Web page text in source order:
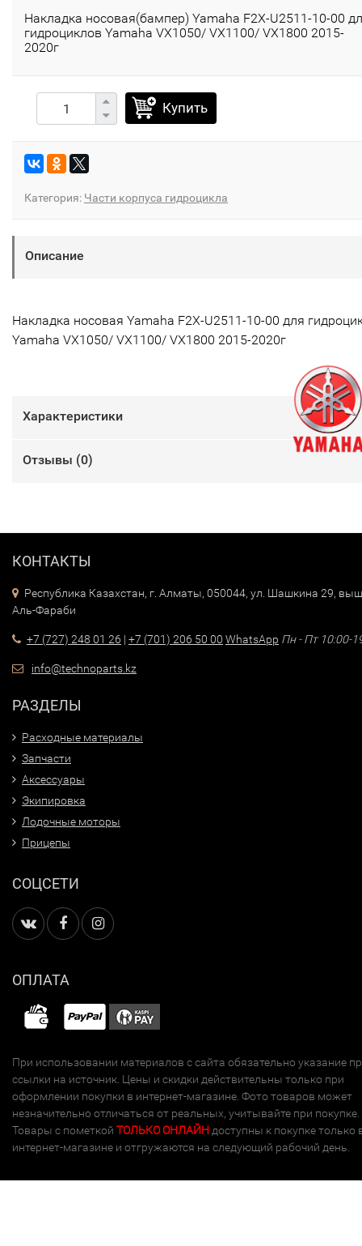
Накладка носовая(бампер) Yamaha F2X-U2511-10-00
гидроциклов Yamaha VX1050/ VX1100/ VX1800 2015-
2020г
Купить
Категория: Части корпуса гидроцикла
Описание
Накладка носовая Yamaha F2X-U2511-10-00 для
Yamaha VX1050/ VX1100/ VX1800 2015-2020г
Характеристики
Отзывы (0)
КОНТАКТЫ
Республика Казахстан, г. Алматы, 050044, ул. Шашкина 29,
Аль-Фараби
+7 (727) 248 01 26 | +7 (701) 206 50 00 WhatsApp Пн - Пт 10:00-
info@technoparts.kz
РАЗДЕЛЫ
Расходные материалы
Запчасти
Аксессуары
Экипировка
Лодочные моторы
Прицепы
СОЦСЕТИ
ОПЛАТА
При использовании материалов с сайта обязательно указание
ссылки на источник. Цены и скидки действительны только при
оформлении покупки в интернет-магазине. Фото товаров может
незначительно отличаться от реальных, учитывайте при покупке.
Товары с пометкой ТОЛЬКО ОНЛАЙН доступны к покупке только
интернет-магазине и отгружаются на следующий рабочий день.